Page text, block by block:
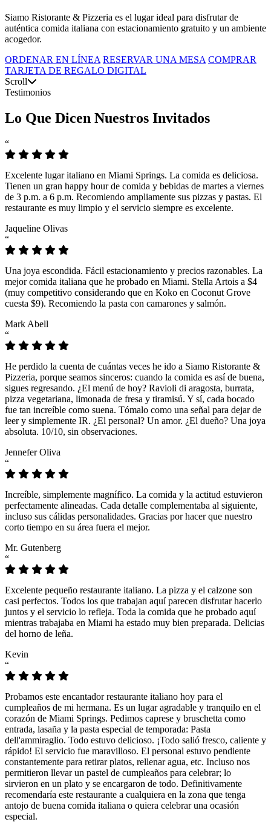
Siamo Ristorante & Pizzeria es el lugar ideal para disfrutar de
auténtica comida italiana con estacionamiento gratuito y un ambiente
acogedor.
ORDENAR EN LÍNEA RESERVAR UNA MESA COMPRAR
TARJETA DE REGALO DIGITAL
Scroll
Testimonios
Lo Que Dicen Nuestros Invitados
“
Excelente lugar italiano en Miami Springs. La comida es deliciosa.
Tienen un gran happy hour de comida y bebidas de martes a viernes
de 3 p.m. a 6 p.m. Recomiendo ampliamente sus pizzas y pastas. El
restaurante es muy limpio y el servicio siempre es excelente.
Jaqueline Olivas
“
Una joya escondida. Fácil estacionamiento y precios razonables. La
mejor comida italiana que he probado en Miami. Stella Artois a $4
(muy competitivo considerando que en Koko en Coconut Grove
cuesta $9). Recomiendo la pasta con camarones y salmón.
Mark Abell
“
He perdido la cuenta de cuántas veces he ido a Siamo Ristorante &
Pizzeria, porque seamos sinceros: cuando la comida es así de buena,
sigues regresando. ¿El menú de hoy? Ravioli di aragosta, burrata,
pizza vegetariana, limonada de fresa y tiramisú. Y sí, cada bocado
fue tan increíble como suena. Tómalo como una señal para dejar de
leer y simplemente IR. ¿El personal? Un amor. ¿El dueño? Una joya
absoluta. 10/10, sin observaciones.
Jennefer Oliva
“
Increíble, simplemente magnífico. La comida y la actitud estuvieron
perfectamente alineadas. Cada detalle complementaba al siguiente,
incluso sus cálidas personalidades. Gracias por hacer que nuestro
corto tiempo en su área fuera el mejor.
Mr. Gutenberg
“
Excelente pequeño restaurante italiano. La pizza y el calzone son
casi perfectos. Todos los que trabajan aquí parecen disfrutar hacerlo
juntos y el servicio lo refleja. Toda la comida que he probado aquí
mientras trabajaba en Miami ha estado muy bien preparada. Delicias
del horno de leña.
Kevin
“
Probamos este encantador restaurante italiano hoy para el
cumpleaños de mi hermana. Es un lugar agradable y tranquilo en el
corazón de Miami Springs. Pedimos caprese y bruschetta como
entrada, lasaña y la pasta especial de temporada: Pasta
dell'ammiraglio. Todo estuvo delicioso. ¡Todo salió fresco, caliente y
rápido! El servicio fue maravilloso. El personal estuvo pendiente
constantemente para retirar platos, rellenar agua, etc. Incluso nos
permitieron llevar un pastel de cumpleaños para celebrar; lo
sirvieron en un plato y se encargaron de todo. Definitivamente
recomendaría este restaurante a cualquiera en la zona que tenga
antojo de buena comida italiana o quiera celebrar una ocasión
especial.